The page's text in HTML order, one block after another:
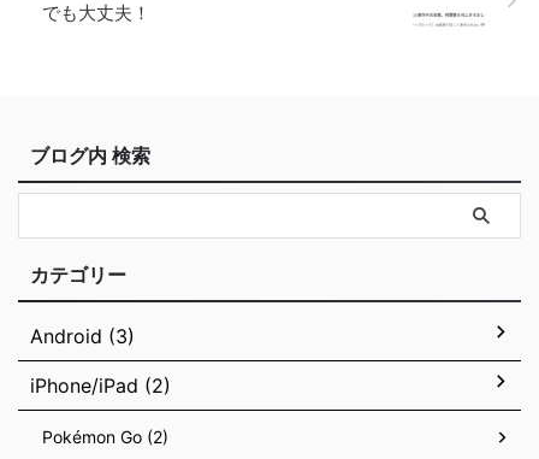
でも大丈夫！
ブログ内 検索
カテゴリー
Android (3)
iPhone/iPad (2)
Pokémon Go (2)